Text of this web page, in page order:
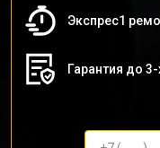
Экспрес1
Гарантия до